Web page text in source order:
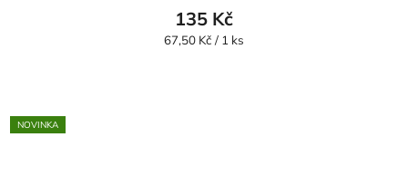
135 Kč
Měrná
67,50 Kč / 1 ks
NOVINKA